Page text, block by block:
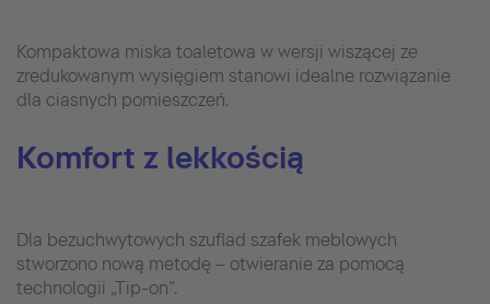
Kompaktowa miska toaletowa w wersji wiszącej ze
zredukowanym wysięgiem stanowi idealne rozwiązanie
dla ciasnych pomieszczeń.
Komfort z lekkością
Dla bezuchwytowych szuflad szafek meblowych
stworzono nową metodę – otwieranie za pomocą
technologii „Tip-on”.